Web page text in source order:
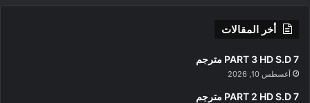
أخر المقالات
PART 3 HD S.D 7 مترجم
أغسطس 10, 2026
PART 2 HD S.D 7 مترجم